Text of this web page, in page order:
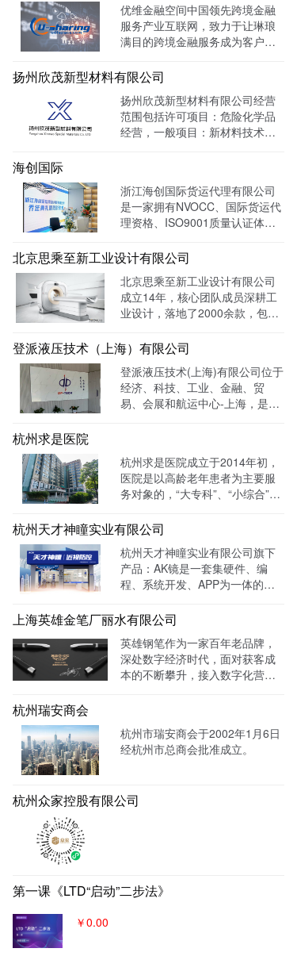
借高效的信息收集网络，和多样
化的保护手段，致力于服务专
利、商标、版权、保护及诉讼等
优维金融空间中国领先跨境金融
服务产业互联网，致力于让琳琅
满目的跨境金融服务成为客户触
量达 139128W+
扬州欣茂新型材料有限公司
扬州欣茂新型材料有限公司经营
范围包括许可项目：危险化学品
经营，一般项目：新材料技术研
品展示的主要目的，目前全网曝
光量：992915次。
海创国际
浙江海创国际货运代理有限公司
是一家拥有NVOCC、国际货运代
理资格、ISO9001质量认证体系
公司。 官网上线一年多，全网曝
光量：226958次。
北京思乘至新工业设计有限公司
北京思乘至新工业设计有限公司
成立14年，核心团队成员深耕工
业设计，落地了2000余款，包括
功案例。选择LTD枢纽云搭建升
级数字化官网，提高品牌形象和
专业度。目前官网运行全网曝光
数已达到208W+
登派液压技术（上海）有限公司
登派液压技术(上海)有限公司位于
经济、科技、工业、金融、贸
易、会展和航运中心-上海，是一
网全网曝光数达779498次。
杭州求是医院
杭州求是医院成立于2014年初，
医院是以高龄老年患者为主要服
务对象的，“大专科”、“小综合”为
院已开通全国医保联网结算、省
市医保、省市老干部医保及市子
女统筹。通过LTD枢纽云系统升
级数字化品牌官网，患者可以通
过官网进行在线预约，在线咨询
杭州天才神瞳实业有限公司
杭州天才神瞳实业有限公司旗下
产品：AK镜是一套集硬件、编
程、系统开发、APP为一体的智
云系统做竞价投放，搭建符合产
品特性的落地页，使投放数据最
终都归集与系统后台同意进行管
理跟进，线索转化率进一步提
成！
上海英雄金笔厂丽水有限公司
英雄钢笔作为一家百年老品牌，
深处数字经济时代，面对获客成
本的不断攀升，接入数字化营销
销，通过自媒体、广告平台、SE
M、EDM等讲生意表达或产品服
实现从引导到成交的营销、获
杭州瑞安商会
杭州市瑞安商会于2002年1月6日
经杭州市总商会批准成立。
杭州众家控股有限公司
第一课《LTD“启动”二步法》
￥0.00